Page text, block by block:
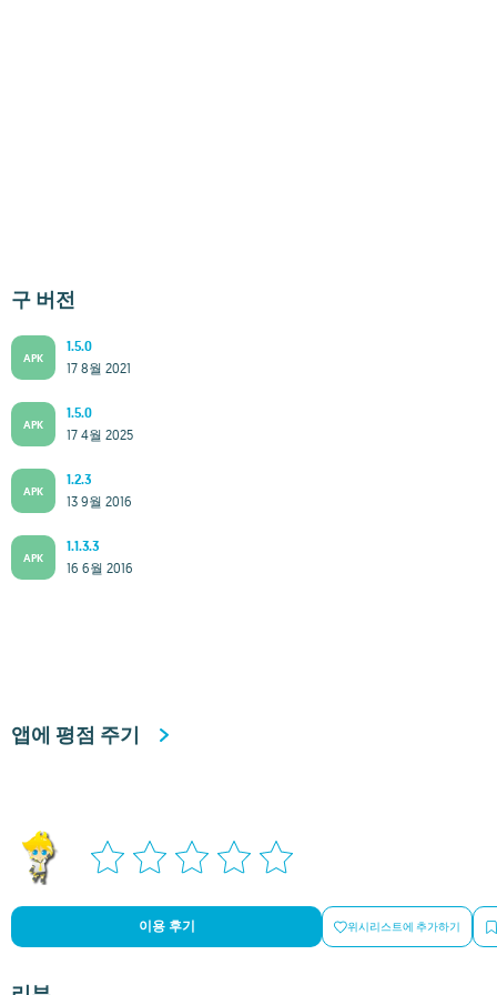
구 버전
APK
1.5.0
17 8월 2021
APK
1.5.0
17 4월 2025
APK
1.2.3
13 9월 2016
APK
1.1.3.3
16 6월 2016
앱에 평점 주기
이용 후기 위시리스트에 추가하기